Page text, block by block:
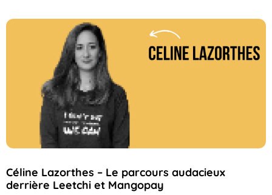
Céline Lazorthes – Le parcours audacieux
derrière Leetchi et Mangopay